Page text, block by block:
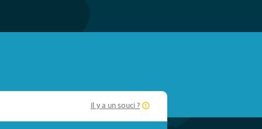
Il y a un souci ?